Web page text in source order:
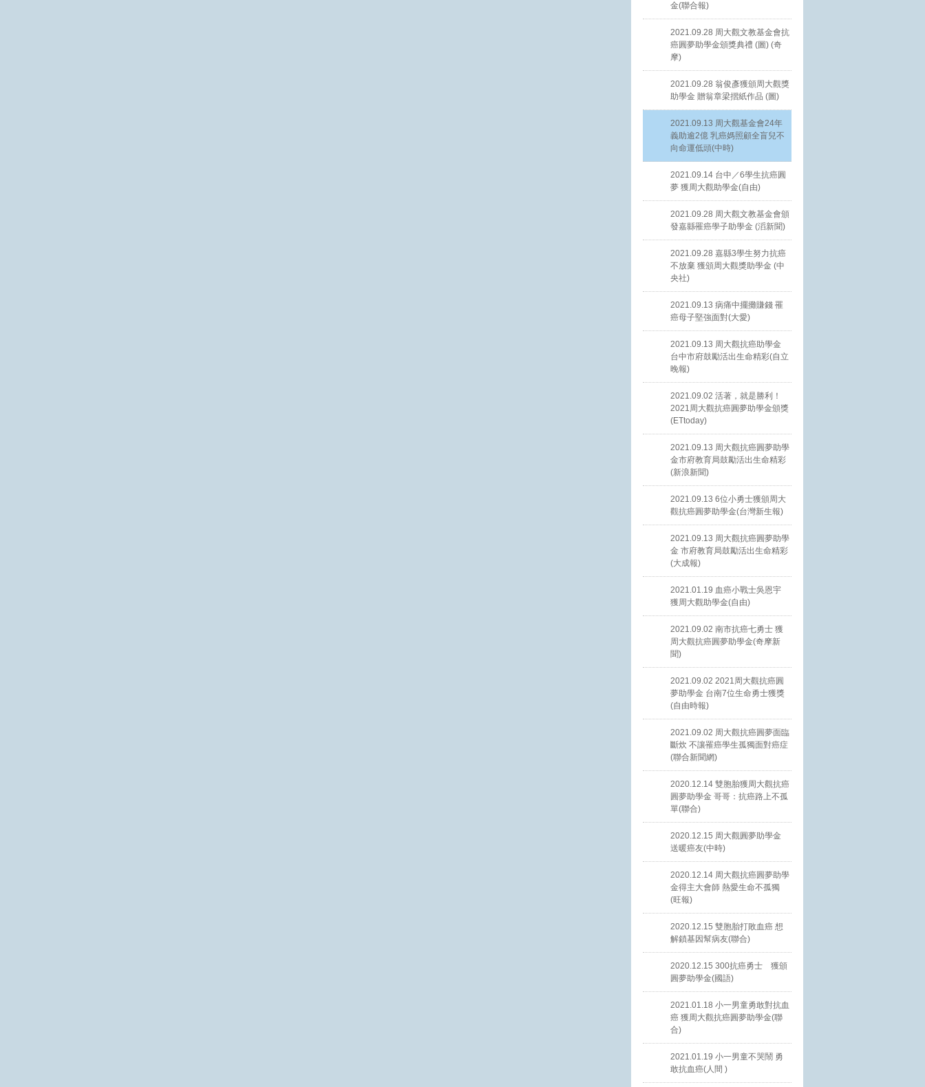
金(聯合報)
2021.09.28 周大觀文教基金會抗
癌圓夢助學金頒獎典禮 (圖) (奇
摩)
2021.09.28 翁俊彥獲頒周大觀獎
助學金 贈翁章梁摺紙作品 (圖)
2021.09.13 周大觀基金會24年
義助逾2億 乳癌媽照顧全盲兒不
向命運低頭(中時)
2021.09.14 台中／6學生抗癌圓
夢 獲周大觀助學金(自由)
2021.09.28 周大觀文教基金會頒
發嘉縣罹癌學子助學金 (滔新聞)
2021.09.28 嘉縣3學生努力抗癌
不放棄 獲頒周大觀獎助學金 (中
央社)
2021.09.13 病痛中擺攤賺錢 罹
癌母子堅強面對(大愛)
2021.09.13 周大觀抗癌助學金
台中市府鼓勵活出生命精彩(自立
晚報)
2021.09.02 活著，就是勝利！
2021周大觀抗癌圓夢助學金頒獎
(ETtoday)
2021.09.13 周大觀抗癌圓夢助學
金市府教育局鼓勵活出生命精彩
(新浪新聞)
2021.09.13 6位小勇士獲頒周大
觀抗癌圓夢助學金(台灣新生報)
2021.09.13 周大觀抗癌圓夢助學
金 市府教育局鼓勵活出生命精彩
(大成報)
2021.01.19 血癌小戰士吳恩宇
獲周大觀助學金(自由)
2021.09.02 南市抗癌七勇士 獲
周大觀抗癌圓夢助學金(奇摩新
聞)
2021.09.02 2021周大觀抗癌圓
夢助學金 台南7位生命勇士獲獎
(自由時報)
2021.09.02 周大觀抗癌圓夢面臨
斷炊 不讓罹癌學生孤獨面對癌症
(聯合新聞網)
2020.12.14 雙胞胎獲周大觀抗癌
圓夢助學金 哥哥：抗癌路上不孤
單(聯合)
2020.12.15 周大觀圓夢助學金
送暖癌友(中時)
2020.12.14 周大觀抗癌圓夢助學
金得主大會師 熱愛生命不孤獨
(旺報)
2020.12.15 雙胞胎打敗血癌 想
解鎖基因幫病友(聯合)
2020.12.15 300抗癌勇士 獲頒
圓夢助學金(國語)
2021.01.18 小一男童勇敢對抗血
癌 獲周大觀抗癌圓夢助學金(聯
合)
2021.01.19 小一男童不哭鬧 勇
敢抗血癌(人間 )